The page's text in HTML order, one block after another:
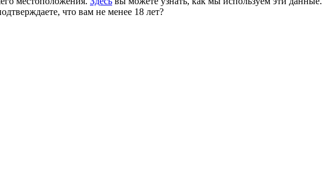
что вам не менее 18 лет?